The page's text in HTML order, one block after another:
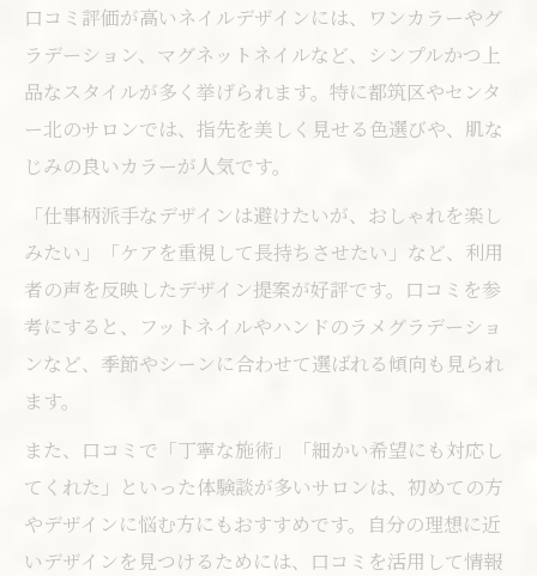
口コミ評価が高いネイルデザインには、ワンカラーやグ
ラデーション、マグネットネイルなど、シンプルかつ上
品なスタイルが多く挙げられます。特に都筑区やセンタ
ー北のサロンでは、指先を美しく見せる色選びや、肌な
じみの良いカラーが人気です。
「仕事柄派手なデザインは避けたいが、おしゃれを楽し
みたい」「ケアを重視して長持ちさせたい」など、利用
者の声を反映したデザイン提案が好評です。口コミを参
考にすると、フットネイルやハンドのラメグラデーショ
ンなど、季節やシーンに合わせて選ばれる傾向も見られ
ます。
また、口コミで「丁寧な施術」「細かい希望にも対応し
てくれた」といった体験談が多いサロンは、初めての方
やデザインに悩む方にもおすすめです。自分の理想に近
いデザインを見つけるためには、口コミを活用して情報